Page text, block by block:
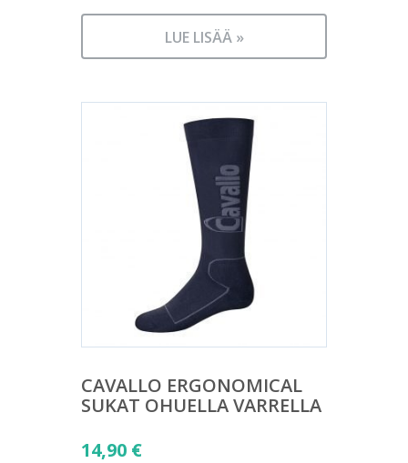
LUE LISÄÄ »
CAVALLO ERGONOMICAL
SUKAT OHUELLA VARRELLA
14,90 €